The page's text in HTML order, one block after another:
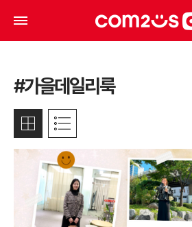
#가을데일리룩